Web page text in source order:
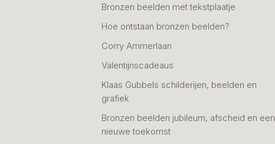
Bronzen beelden met tekstplaatje
Hoe ontstaan bronzen beelden?
Corry Ammerlaan
Valentijnscadeaus
Klaas Gubbels schilderijen, beelden en
grafiek
Bronzen beelden jubileum, afscheid en een
nieuwe toekomst